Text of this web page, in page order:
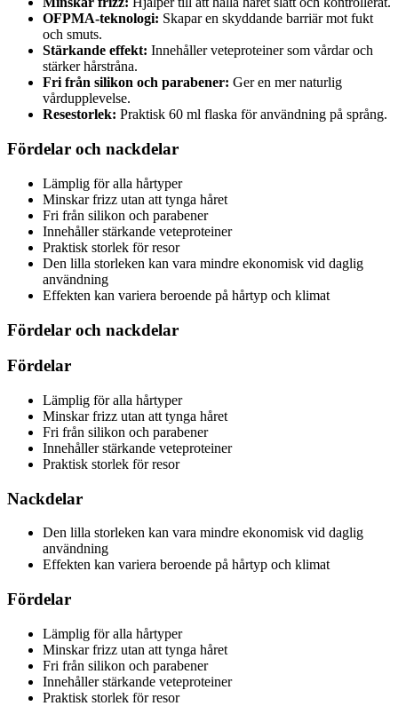
OFPMA-teknologi: Skapar en skyddande barriär mot fukt
och smuts.
Stärkande effekt: Innehåller veteproteiner som vårdar och
stärker hårstråna.
Fri från silikon och parabener: Ger en mer naturlig
vårdupplevelse.
Resestorlek: Praktisk 60 ml flaska för användning på språng.
Fördelar och nackdelar
Lämplig för alla hårtyper
Minskar frizz utan att tynga håret
Fri från silikon och parabener
Innehåller stärkande veteproteiner
Praktisk storlek för resor
Den lilla storleken kan vara mindre ekonomisk vid daglig
användning
Effekten kan variera beroende på hårtyp och klimat
Fördelar och nackdelar
Fördelar
Lämplig för alla hårtyper
Minskar frizz utan att tynga håret
Fri från silikon och parabener
Innehåller stärkande veteproteiner
Praktisk storlek för resor
Nackdelar
Den lilla storleken kan vara mindre ekonomisk vid daglig
användning
Effekten kan variera beroende på hårtyp och klimat
Fördelar
Lämplig för alla hårtyper
Minskar frizz utan att tynga håret
Fri från silikon och parabener
Innehåller stärkande veteproteiner
Praktisk storlek för resor